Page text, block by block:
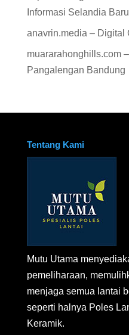
Informasi Selandia Baru
anavrin.media – Digital
muararahonghills.com
Pangalengan Bandung
Tentang Kami
Mutu Utama
pemeliharaan,
menjaga semua lantai
seperti halnya Poles
Keramik.